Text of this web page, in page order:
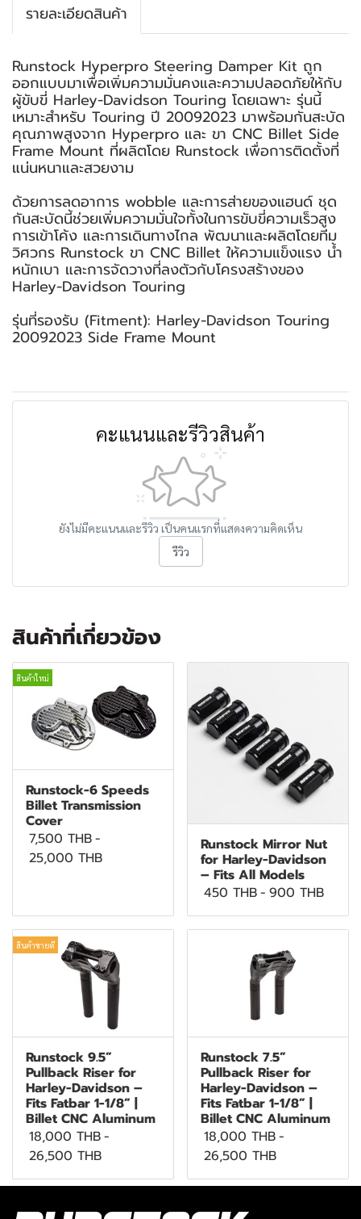
รายละเอียดสินค้า
Runstock Hyperpro Steering Damper Kit ถูก
ออกแบบมาเพื่อเพิ่มความมั่นคงและความปลอดภัยให้กับ
ผู้ขับขี่ Harley-Davidson Touring โดยเฉพาะ รุ่นนี้
เหมาะสำหรับ Touring ปี 20092023 มาพร้อมกันสะบัด
คุณภาพสูงจาก Hyperpro และ ขา CNC Billet Side
Frame Mount ที่ผลิตโดย Runstock เพื่อการติดตั้งที่
แน่นหนาและสวยงาม
ด้วยการลดอาการ wobble และการส่ายของแฮนด์ ชุด
กันสะบัดนี้ช่วยเพิ่มความมั่นใจทั้งในการขับขี่ความเร็วสูง
การเข้าโค้ง และการเดินทางไกล พัฒนาและผลิตโดยทีม
วิศวกร Runstock ขา CNC Billet ให้ความแข็งแรง น้ำ
หนักเบา และการจัดวางที่ลงตัวกับโครงสร้างของ
Harley-Davidson Touring
รุ่นที่รองรับ (Fitment): Harley-Davidson Touring
20092023 Side Frame Mount
คะแนนและรีวิวสินค้า
ยังไม่มีคะแนนและรีวิว เป็นคนแรกที่แสดงความคิดเห็น
รีวิว
สินค้าที่เกี่ยวข้อง
สินค้าใหม่
Runstock-6 Speeds
Billet Transmission
Cover
7,500 THB-
25,000 THB
Runstock Mirror Nut
for Harley-Davidson
– Fits All Models
450 THB- 900 THB
สินค้าขายดี
Runstock 9.5”
Pullback Riser for
Harley-Davidson –
Fits Fatbar 1-1/8” |
Billet CNC Aluminum
18,000 THB-
26,500 THB
Runstock 7.5”
Pullback Riser for
Harley-Davidson –
Fits Fatbar 1-1/8” |
Billet CNC Aluminum
18,000 THB-
26,500 THB